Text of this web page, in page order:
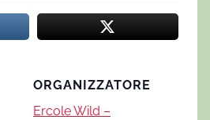
ORGANIZZATORE
Ercole Wild –